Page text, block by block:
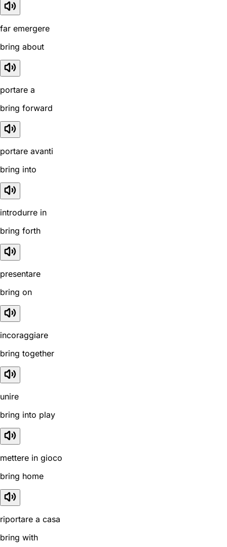
far emergere
bring about
portare a
bring forward
portare avanti
bring into
introdurre in
bring forth
presentare
bring on
incoraggiare
bring together
unire
bring into play
mettere in gioco
bring home
riportare a casa
bring with